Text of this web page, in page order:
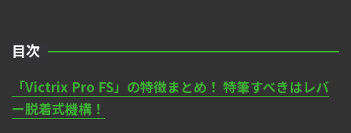
目次
「Victrix Pro FS」の特徴まとめ！ 特筆すべきはレバ
ー脱着式機構！